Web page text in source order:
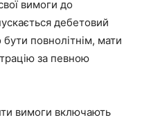
вимоги до
дебетовий
повнолітнім, мати
за певною
вимоги включають